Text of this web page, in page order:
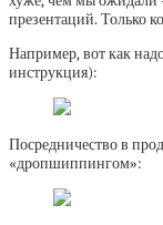
презентаций. Только
Например, вот как
инструкция):
Посредничество в
«дропшиппингом»: